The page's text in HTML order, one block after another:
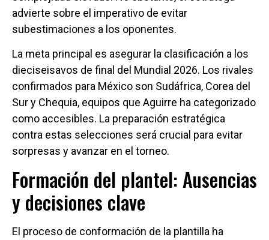
advierte sobre el imperativo de evitar
subestimaciones a los oponentes.
La meta principal es asegurar la clasificación a los
dieciseisavos de final del Mundial 2026. Los rivales
confirmados para México son Sudáfrica, Corea del
Sur y Chequia, equipos que Aguirre ha categorizado
como accesibles. La preparación estratégica
contra estas selecciones será crucial para evitar
sorpresas y avanzar en el torneo.
Formación del plantel: Ausencias
y decisiones clave
El proceso de conformación de la plantilla ha